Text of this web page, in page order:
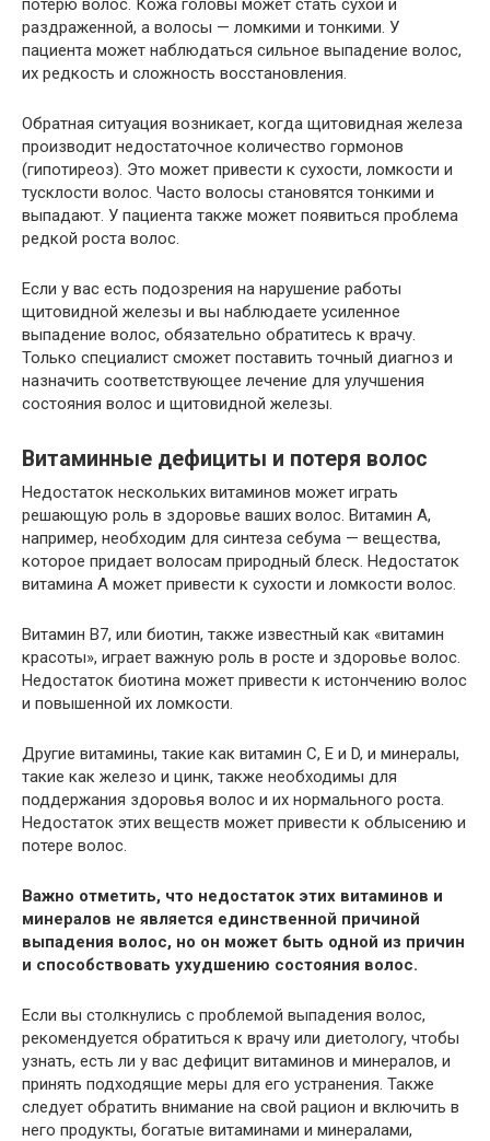
потерю волос. Кожа головы может стать сухой и
раздраженной, а волосы — ломкими и тонкими. У
пациента может наблюдаться сильное выпадение волос,
их редкость и сложность восстановления.
Обратная ситуация возникает, когда щитовидная железа
производит недостаточное количество гормонов
(гипотиреоз). Это может привести к сухости, ломкости и
тусклости волос. Часто волосы становятся тонкими и
выпадают. У пациента также может появиться проблема
редкой роста волос.
Если у вас есть подозрения на нарушение работы
щитовидной железы и вы наблюдаете усиленное
выпадение волос, обязательно обратитесь к врачу.
Только специалист сможет поставить точный диагноз и
назначить соответствующее лечение для улучшения
состояния волос и щитовидной железы.
Витаминные дефициты и потеря волос
Недостаток нескольких витаминов может играть
решающую роль в здоровье ваших волос. Витамин А,
например, необходим для синтеза себума — вещества,
которое придает волосам природный блеск. Недостаток
витамина А может привести к сухости и ломкости волос.
Витамин B7, или биотин, также известный как «витамин
красоты», играет важную роль в росте и здоровье волос.
Недостаток биотина может привести к истончению волос
и повышенной их ломкости.
Другие витамины, такие как витамин C, E и D, и минералы,
такие как железо и цинк, также необходимы для
поддержания здоровья волос и их нормального роста.
Недостаток этих веществ может привести к облысению и
потере волос.
Важно отметить, что недостаток этих витаминов и
минералов не является единственной причиной
выпадения волос, но он может быть одной из причин
и способствовать ухудшению состояния волос.
Если вы столкнулись с проблемой выпадения волос,
рекомендуется обратиться к врачу или диетологу, чтобы
узнать, есть ли у вас дефицит витаминов и минералов, и
принять подходящие меры для его устранения. Также
следует обратить внимание на свой рацион и включить в
него продукты, богатые витаминами и минералами,